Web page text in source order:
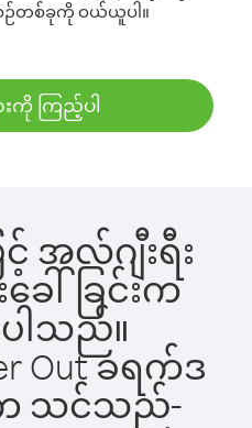
ဉ်တစ်ခုကို ဝယ်ယူပါ။
းကို ကြည့်ပါ
င့် အလ်ဂျီးရီး
ေါ်ခြင်းက
သည်။
Out ခရက်ဒ
က သင်သည်-